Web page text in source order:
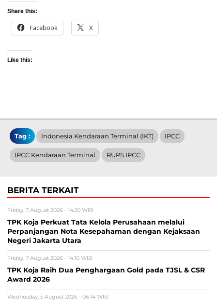
Share this:
Facebook X
Like this:
Tag : Indonesia Kendaraan Terminal (IKT) IPCC
IPCC Kendaraan Terminal RUPS IPCC
BERITA TERKAIT
Friday, 7 August 2026 - 14:20 WIB
TPK Koja Perkuat Tata Kelola Perusahaan melalui
Perpanjangan Nota Kesepahaman dengan Kejaksaan
Negeri Jakarta Utara
Friday, 7 August 2026 - 14:10 WIB
TPK Koja Raih Dua Penghargaan Gold pada TJSL & CSR
Award 2026
Wednesday, 5 August 2026 - 06:14 WIB